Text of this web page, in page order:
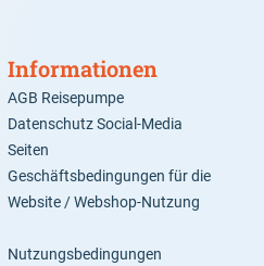
Informationen
AGB Reisepumpe
Datenschutz Social-Media
Seiten
Geschäftsbedingungen für die
Website / Webshop-Nutzung
Nutzungsbedingungen